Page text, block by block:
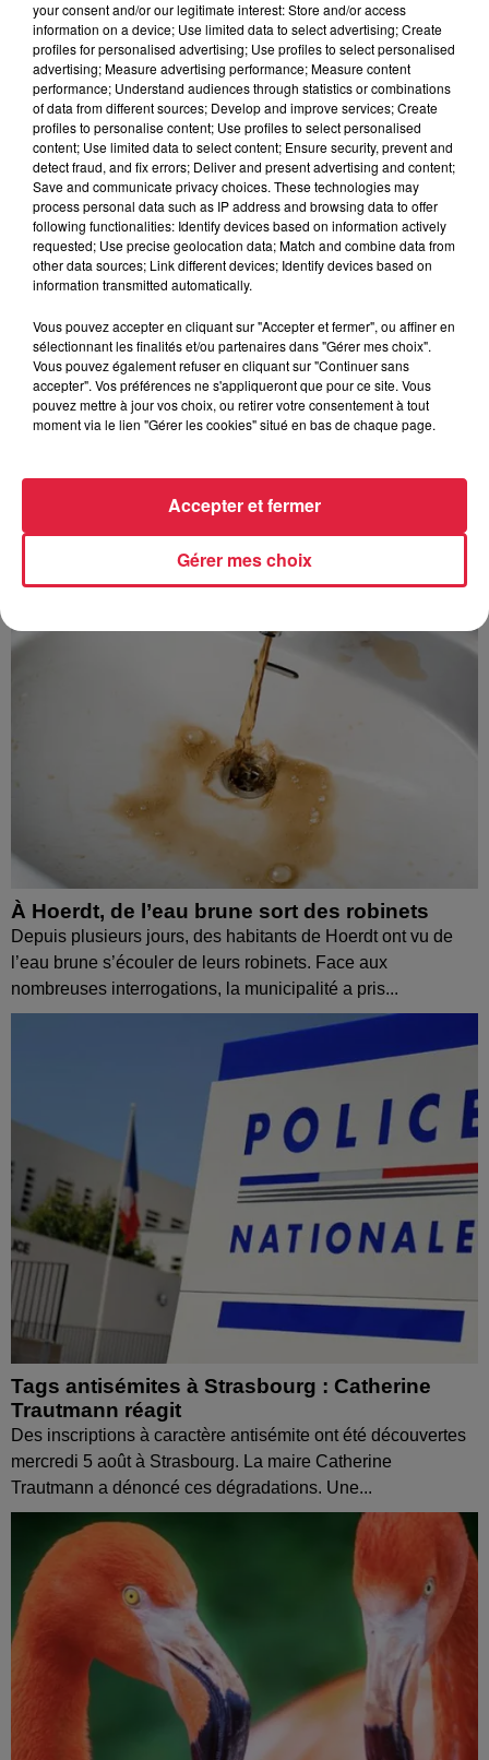
À Hoerdt, de l’eau brune sort des
robinets
6 août 2026
Tags antisémites à Strasbourg :
Catherine Trautmann réagit
6 août 2026
avec les flamants rouges
À découvrir également
À Hoerdt, de l’eau brune sort des robinets
Depuis plusieurs jours, des habitants de Hoerdt ont vu de
l’eau brune s’écouler de leurs robinets. Face aux
nombreuses interrogations, la municipalité a pris...
Tags antisémites à Strasbourg : Catherine
Trautmann réagit
Des inscriptions à caractère antisémite ont été découvertes
mercredi 5 août à Strasbourg. La maire Catherine
Trautmann a dénoncé ces dégradations. Une...
your consent and/or our legitimate interest: Store and/or access
information on a device; Use limited data to select advertising; Create
profiles for personalised advertising; Use profiles to select personalised
advertising; Measure advertising performance; Measure content
performance; Understand audiences through statistics or combinations
of data from different sources; Develop and improve services; Create
profiles to personalise content; Use profiles to select personalised
content; Use limited data to select content; Ensure security, prevent and
detect fraud, and fix errors; Deliver and present advertising and content;
Save and communicate privacy choices. These technologies may
process personal data such as IP address and browsing data to offer
following functionalities: Identify devices based on information actively
requested; Use precise geolocation data; Match and combine data from
other data sources; Link different devices; Identify devices based on
information transmitted automatically.
Vous pouvez accepter en cliquant sur "Accepter et fermer", ou affiner en
sélectionnant les finalités et/ou partenaires dans "Gérer mes choix".
Vous pouvez également refuser en cliquant sur "Continuer sans
accepter". Vos préférences ne s'appliqueront que pour ce site. Vous
pouvez mettre à jour vos choix, ou retirer votre consentement à tout
moment via le lien "Gérer les cookies" situé en bas de chaque page.
Gérer mes choix
Accepter et fermer